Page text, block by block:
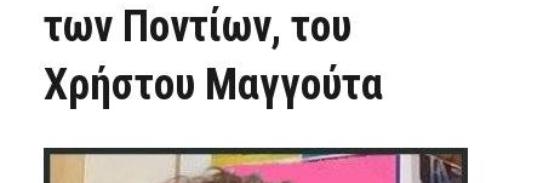
των Ποντίων, του
Χρήστου Μαγγούτα